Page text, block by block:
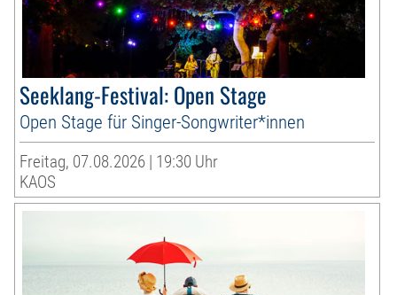
Seeklang-Festival: Open Stage
Open Stage für Singer-Songwriter*innen
Freitag, 07.08.2026 | 19:30 Uhr
KAOS